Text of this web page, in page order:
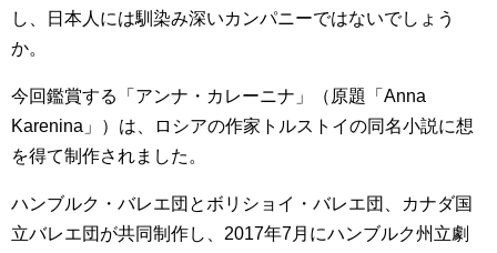
し、日本人には馴染み深いカンパニーではないでしょう
か。
今回鑑賞する「アンナ・カレーニナ」（原題「Anna
Karenina」）は、ロシアの作家トルストイの同名小説に想
を得て制作されました。
ハンブルク・バレエ団とボリショイ・バレエ団、カナダ国
立バレエ団が共同制作し、2017年7月にハンブルク州立劇